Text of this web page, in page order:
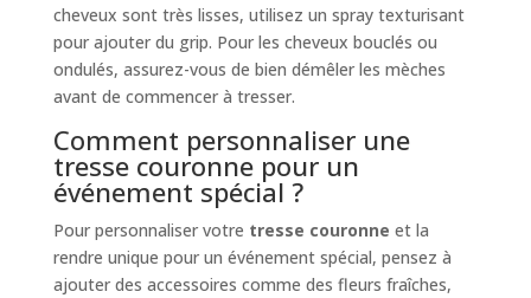
cheveux sont très lisses, utilisez un spray texturisant
pour ajouter du grip. Pour les cheveux bouclés ou
ondulés, assurez-vous de bien démêler les mèches
avant de commencer à tresser.
Comment personnaliser une
tresse couronne pour un
événement spécial ?
Pour personnaliser votre tresse couronne et la
rendre unique pour un événement spécial, pensez à
ajouter des accessoires comme des fleurs fraîches,